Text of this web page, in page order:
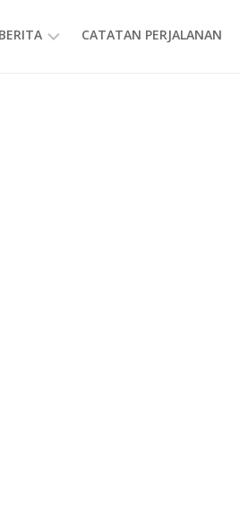
BERITA CATATAN PERJALANAN